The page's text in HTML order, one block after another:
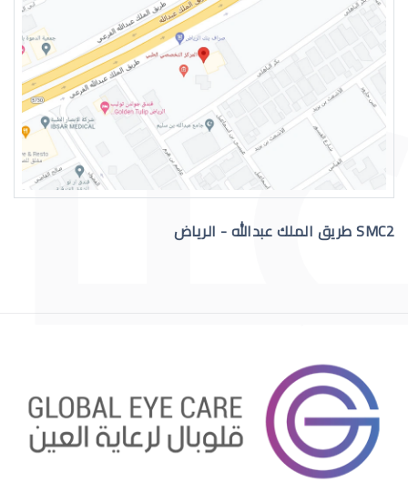
عمليات تجميل العيون الغائرة
عمليات تجميل العيون الجاحظة
SMC2 طريق الملك عبدالله - الرياض